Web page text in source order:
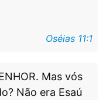
Oséias 11:1
Mas vós
Não era Esaú